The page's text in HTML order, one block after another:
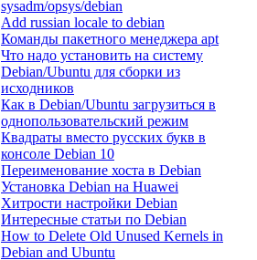
sysadm/opsys/debian
Add russian locale to debian
Команды пакетного менеджера apt
Что надо установить на систему
Debian/Ubuntu для сборки из
исходников
Как в Debian/Ubuntu загрузиться в
однопользовательский режим
Квадраты вместо русских букв в
консоле Debian 10
Переименование хоста в Debian
Установка Debian на Huawei
Хитрости настройки Debian
Интересные статьи по Debian
How to Delete Old Unused Kernels in
Debian and Ubuntu